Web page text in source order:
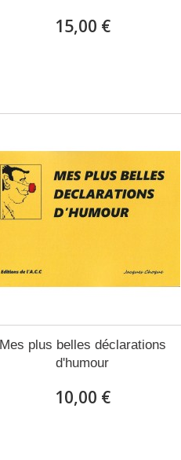
15,00 €
Mes plus belles déclarations
d'humour
10,00 €